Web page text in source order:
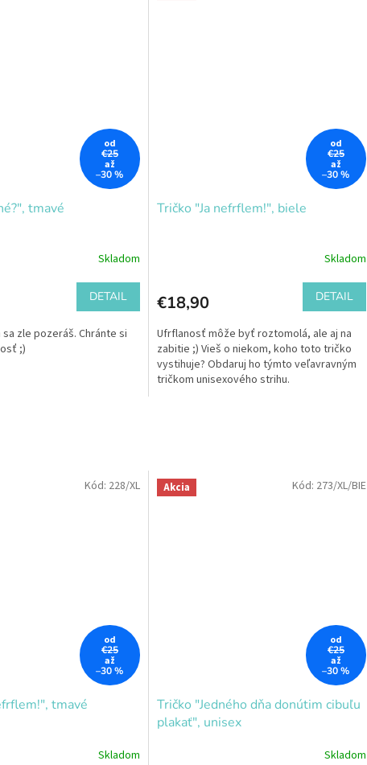
od
€25
až
–30 %
tmavé
Skladom
DETAIL
sa zle pozeráš. Chránte si
;)
od
€25
až
–30 %
Tričko "Ja nefrflem!", biele
Skladom
€18,90 DETAIL
Ufrflanosť môže byť roztomolá, ale aj na
zabitie ;) Vieš o niekom, koho toto tričko
vystihuje? Obdaruj ho týmto veľavravným
tričkom unisexového strihu.
od
€25
až
–30 %
tmavé
Skladom
Kód: 228/XL Akcia
od
€25
až
–30 %
Tričko "Jedného dňa donútim cibuľu
plakať", unisex
Skladom
Kód: 273/XL/BIE